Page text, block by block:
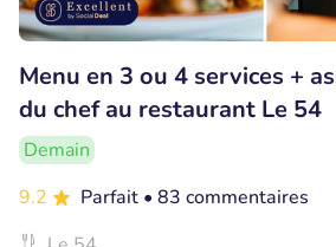
Menu en 3 ou 4 services +
du chef au restaurant Le 54
Demain
9.2
Parfait • 83 commentaires